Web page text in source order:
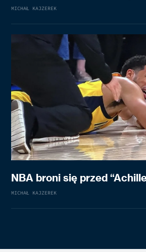
MICHAŁ KAJZEREK
NBA broni się przed
MICHAŁ KAJZEREK